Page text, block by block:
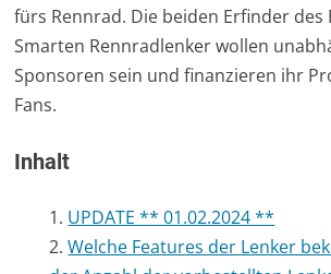
fürs Rennrad. Die beiden Erfinder des
Smarten Rennradlenker wollen
Sponsoren sein und finanzieren ihr
Fans.
Inhalt
UPDATE ** 01.02.2024 **
Welche Features der Lenker